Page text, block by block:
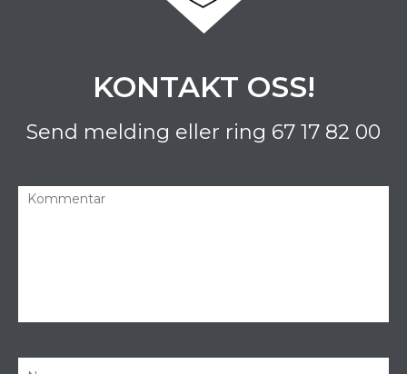
KONTAKT OSS!
Send melding eller ring 67 17 82 00